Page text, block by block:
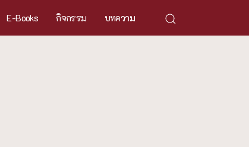
E-Books กิจกรรม บทความ